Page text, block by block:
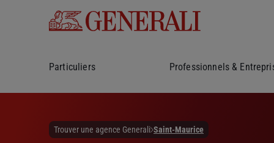
Particuliers Professionnels &
Trouver une agence Generali Saint-Maurice